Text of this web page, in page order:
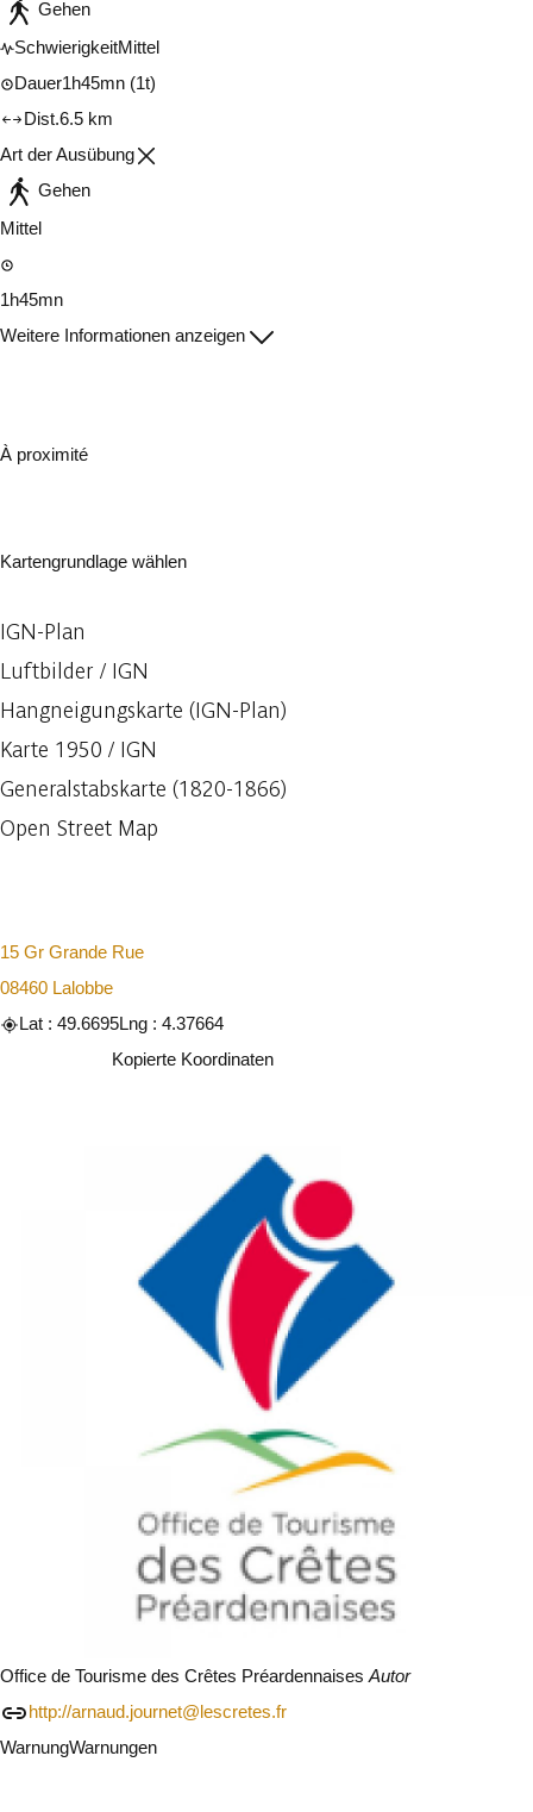
Gehen
SchwierigkeitMittel
Dauer1h45mn (1t)
Dist.6.5 km
Art der Ausübung
Gehen
Mittel
1h45mn
Weitere Informationen anzeigen
À proximité
Kartengrundlage wählen
IGN-Plan
Luftbilder / IGN
Hangneigungskarte (IGN-Plan)
Karte 1950 / IGN
Generalstabskarte (1820-1866)
Open Street Map
15 Gr Grande Rue
08460 Lalobbe
Lat : 49.6695Lng : 4.37664
Kopierte Koordinaten
Office de Tourisme des Crêtes Préardennaises Autor
http://arnaud.journet@lescretes.fr
WarnungWarnungen